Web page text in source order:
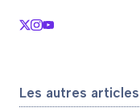
Les autres articles